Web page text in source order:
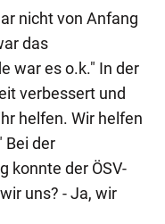
nicht von Anfang
das
war es o.k." In der
verbessert und
helfen. Wir helfen
Bei der
konnte der ÖSV-
uns? - Ja, wir